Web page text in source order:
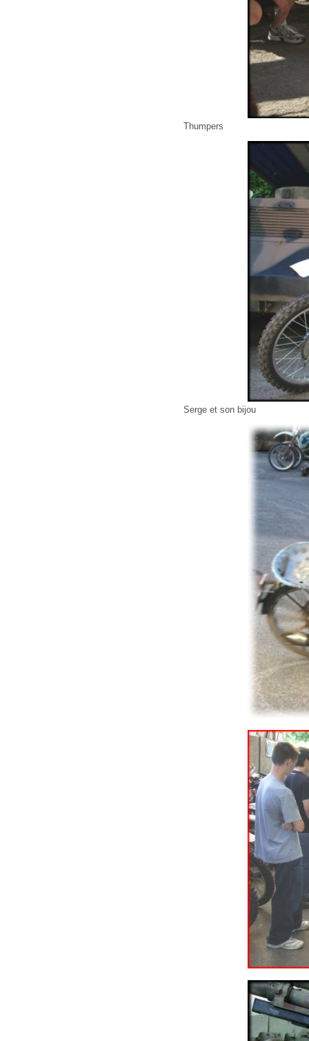
Thumpers
Serge et son bijou